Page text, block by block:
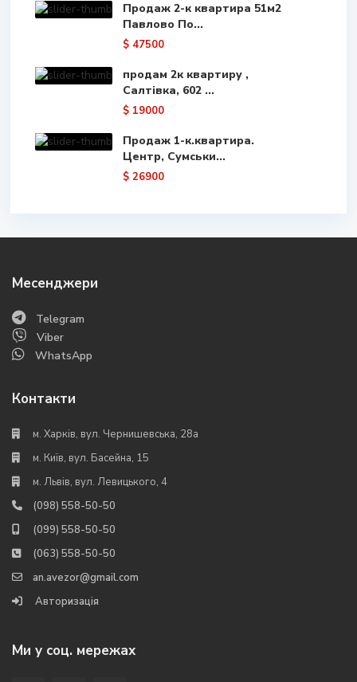
Продаж 2-к квартира 51м2
Павлово По...
$ 47500
продам 2к квартиру ,
Салтівка, 602 ...
$ 19000
Продаж 1-к.квартира.
Центр, Сумськи...
$ 26900
Месенджери
Telegram
Viber
WhatsApp
Контакти
м. Харків, вул. Чернишевська, 28а
м. Київ, вул. Басейна, 15
м. Львів, вул. Левицького, 4
(098) 558-50-50
(099) 558-50-50
(063) 558-50-50
an.avezor@gmail.com
Авторизація
Ми у соц. мережах